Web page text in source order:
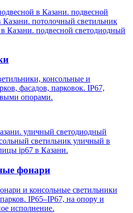
в Казани. подвесной
потолочный светильник
Казани. подвесной светодиодный
консольные и
фасадов, парковок. IP67,
опорами.
уличный светодиодный
светильник уличный в
ip67 в Казани.
фонари
и консольные светильники
IP65–IP67, на опору и
исполнение.